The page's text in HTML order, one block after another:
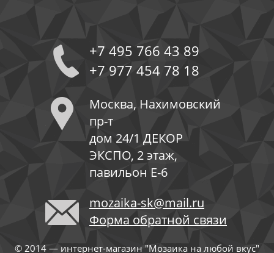
+7 495 766 43 89
+7 977 454 78 18
Москва, Нахимовский
пр-т
дом 24/1 ДЕКОР
ЭКСПО, 2 этаж,
павильон Е-6
mozaika-sk@mail.ru
Форма обратной связи
© 2014 — интернет-магазин "Мозаика на любой вкус"